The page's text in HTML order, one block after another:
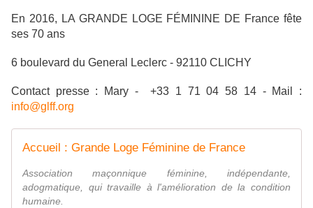
En 2016, LA GRANDE LOGE FÉMININE DE France fête
ses 70 ans
6 boulevard du General Leclerc - 92110 CLICHY
Contact presse : Mary - +33 1 71 04 58 14 - Mail :
info@glff.org
Accueil : Grande Loge Féminine de France
Association maçonnique féminine, indépendante,
adogmatique, qui travaille à l'amélioration de la condition
humaine.